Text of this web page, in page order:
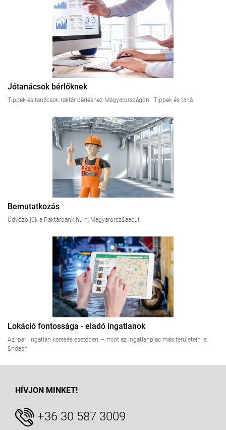
Jótanácsok bérlőknek
Tippek és tanácsok raktár bérléshez Magyarországon Tippek és taná
Bemutatkozás
Üdvözöljük a Raktárbank.hu-n, Magyarorsz&aacut
Lokáció fontossága - eladó ingatlanok
Az ipari ingatlan keresés esetében, – mint az ingatlanpiac más területein is
&ndash
HÍVJON MINKET!
+36 30 587 3009